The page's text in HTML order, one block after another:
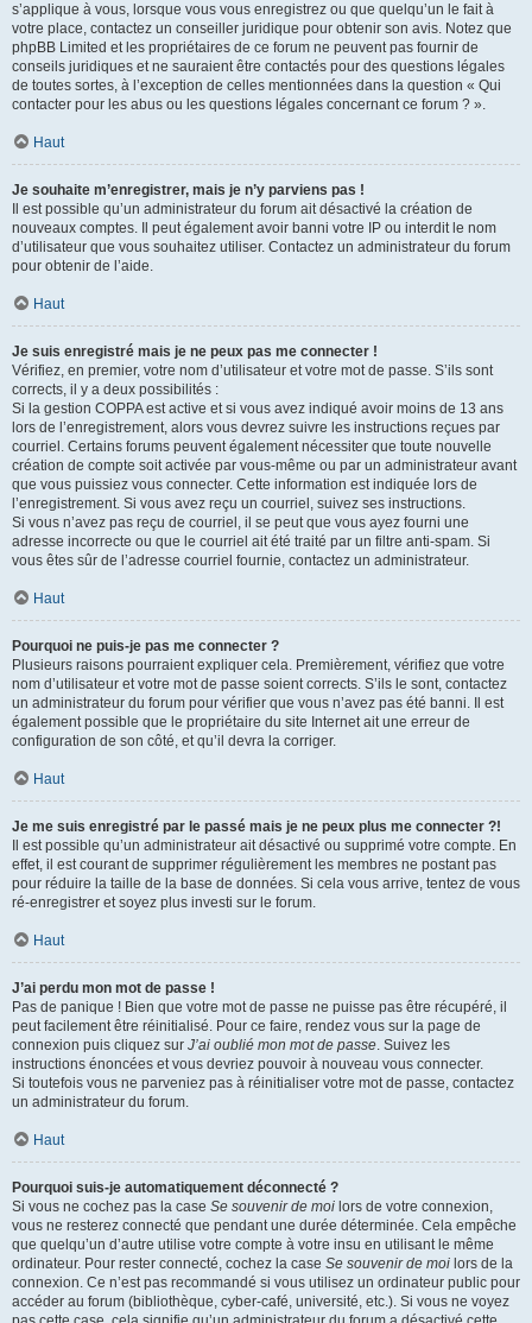
s’applique à vous, lorsque vous vous enregistrez ou que quelqu’un le fait à
votre place, contactez un conseiller juridique pour obtenir son avis. Notez que
phpBB Limited et les propriétaires de ce forum ne peuvent pas fournir de
conseils juridiques et ne sauraient être contactés pour des questions légales
de toutes sortes, à l’exception de celles mentionnées dans la question « Qui
contacter pour les abus ou les questions légales concernant ce forum ? ».
Haut
Je souhaite m’enregistrer, mais je n’y parviens pas !
Il est possible qu’un administrateur du forum ait désactivé la création de
nouveaux comptes. Il peut également avoir banni votre IP ou interdit le nom
d’utilisateur que vous souhaitez utiliser. Contactez un administrateur du forum
pour obtenir de l’aide.
Haut
Je suis enregistré mais je ne peux pas me connecter !
Vérifiez, en premier, votre nom d’utilisateur et votre mot de passe. S’ils sont
corrects, il y a deux possibilités :
Si la gestion COPPA est active et si vous avez indiqué avoir moins de 13 ans
lors de l’enregistrement, alors vous devrez suivre les instructions reçues par
courriel. Certains forums peuvent également nécessiter que toute nouvelle
création de compte soit activée par vous-même ou par un administrateur avant
que vous puissiez vous connecter. Cette information est indiquée lors de
l’enregistrement. Si vous avez reçu un courriel, suivez ses instructions.
Si vous n’avez pas reçu de courriel, il se peut que vous ayez fourni une
adresse incorrecte ou que le courriel ait été traité par un filtre anti-spam. Si
vous êtes sûr de l’adresse courriel fournie, contactez un administrateur.
Haut
Pourquoi ne puis-je pas me connecter ?
Plusieurs raisons pourraient expliquer cela. Premièrement, vérifiez que votre
nom d’utilisateur et votre mot de passe soient corrects. S’ils le sont, contactez
un administrateur du forum pour vérifier que vous n’avez pas été banni. Il est
également possible que le propriétaire du site Internet ait une erreur de
configuration de son côté, et qu’il devra la corriger.
Haut
Je me suis enregistré par le passé mais je ne peux plus me connecter ?!
Il est possible qu’un administrateur ait désactivé ou supprimé votre compte. En
effet, il est courant de supprimer régulièrement les membres ne postant pas
pour réduire la taille de la base de données. Si cela vous arrive, tentez de vous
ré-enregistrer et soyez plus investi sur le forum.
Haut
J’ai perdu mon mot de passe !
Pas de panique ! Bien que votre mot de passe ne puisse pas être récupéré, il
peut facilement être réinitialisé. Pour ce faire, rendez vous sur la page de
connexion puis cliquez sur J’ai oublié mon mot de passe. Suivez les
instructions énoncées et vous devriez pouvoir à nouveau vous connecter.
Si toutefois vous ne parveniez pas à réinitialiser votre mot de passe, contactez
un administrateur du forum.
Haut
Pourquoi suis-je automatiquement déconnecté ?
Si vous ne cochez pas la case Se souvenir de moi lors de votre connexion,
vous ne resterez connecté que pendant une durée déterminée. Cela empêche
que quelqu’un d’autre utilise votre compte à votre insu en utilisant le même
ordinateur. Pour rester connecté, cochez la case Se souvenir de moi lors de la
connexion. Ce n’est pas recommandé si vous utilisez un ordinateur public pour
accéder au forum (bibliothèque, cyber-café, université, etc.). Si vous ne voyez